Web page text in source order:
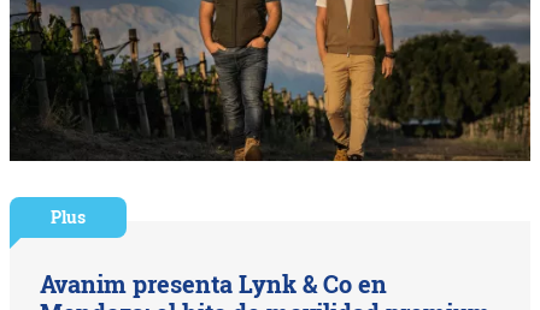
Plus
Avanim presenta Lynk & Co en